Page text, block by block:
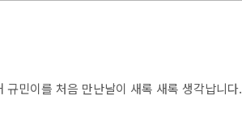
민이를 처음 만난날이 새록 새록 생각납니다.